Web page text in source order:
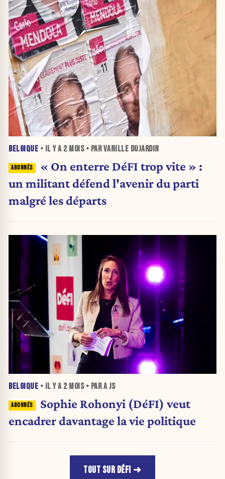
BELGIQUE • IL Y A 2 MOIS• PAR VANILLE DUJARDIN
« On enterre DéFI trop vite » :
un militant défend l'avenir du parti
malgré les départs
BELGIQUE • IL Y A 2 MOIS• PAR A JS
Sophie Rohonyi (DéFI) veut
encadrer davantage la vie politique
TOUT SUR DÉFI